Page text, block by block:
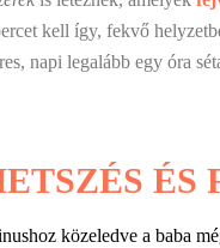
kell így, fekvő
napi legalább egy óra
ÉS
közeledve a baba